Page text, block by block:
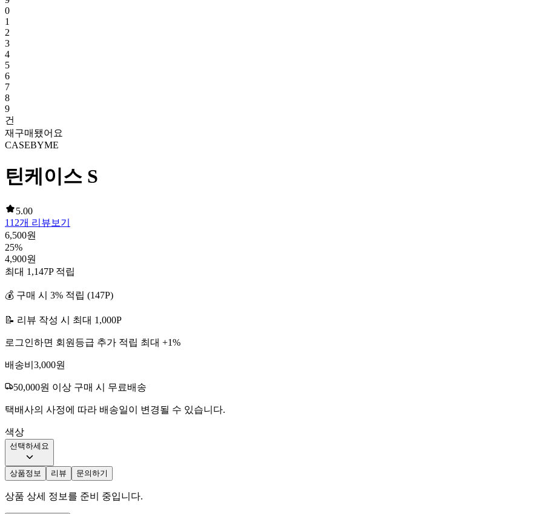
0
1
2
3
4
5
6
7
8
9
건
재구매됐어요
CASEBYME
틴케이스 S
5.00
112개 리뷰보기
6,500원
25%
4,900원
최대 1,147P 적립
💰 구매 시 3% 적립 (147P)
📝 리뷰 작성 시 최대 1,000P
로그인하면 회원등급 추가 적립 최대 +1%
배송비 3,000원
50,000원 이상 구매 시 무료배송
택배사의 사정에 따라 배송일이 변경될 수 있습니다.
색상
선택하세요
상품정보 리뷰 문의하기
상품 상세 정보를 준비 중입니다.